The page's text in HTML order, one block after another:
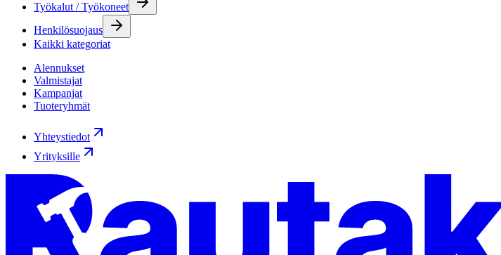
Työkalut / Työkoneet
Henkilösuojaus
Kaikki kategoriat
Alennukset
Valmistajat
Kampanjat
Tuoteryhmät
Yhteystiedot
Yrityksille